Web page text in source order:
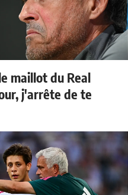
maillot du Real
j'arrête de te